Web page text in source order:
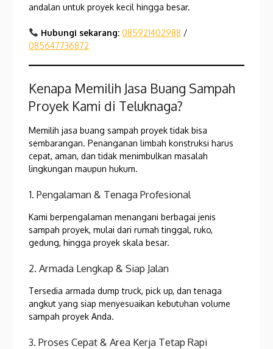
andalan untuk proyek kecil hingga besar.
Hubungi sekarang: 085921402988 /
085647736872
Kenapa Memilih Jasa Buang Sampah
Proyek Kami di Teluknaga?
Memilih jasa buang sampah proyek tidak bisa
sembarangan. Penanganan limbah konstruksi harus
cepat, aman, dan tidak menimbulkan masalah
lingkungan maupun hukum.
1. Pengalaman & Tenaga Profesional
Kami berpengalaman menangani berbagai jenis
sampah proyek, mulai dari rumah tinggal, ruko,
gedung, hingga proyek skala besar.
2. Armada Lengkap & Siap Jalan
Tersedia armada dump truck, pick up, dan tenaga
angkut yang siap menyesuaikan kebutuhan volume
sampah proyek Anda.
3. Proses Cepat & Area Kerja Tetap Rapi